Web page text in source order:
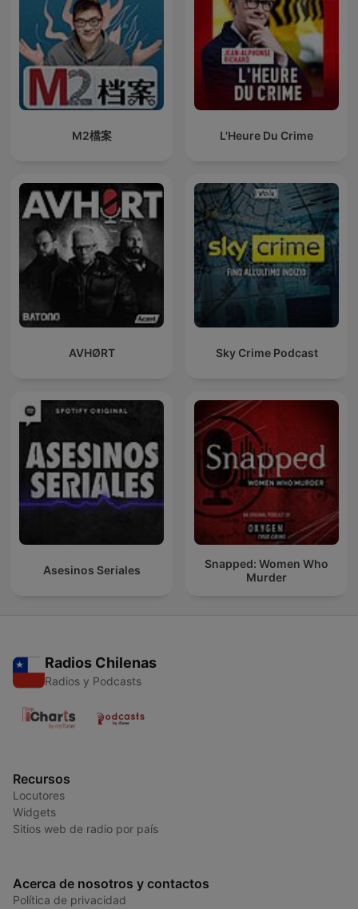
M2檔案 L'Heure Du Crime
AVHØRT Sky Crime Podcast
Asesinos Seriales
Snapped: Women Who
Murder
Radios Chilenas
Radios y Podcasts
Recursos
Locutores
Widgets
Sitios web de radio por país
Acerca de nosotros y contactos
Política de privacidad